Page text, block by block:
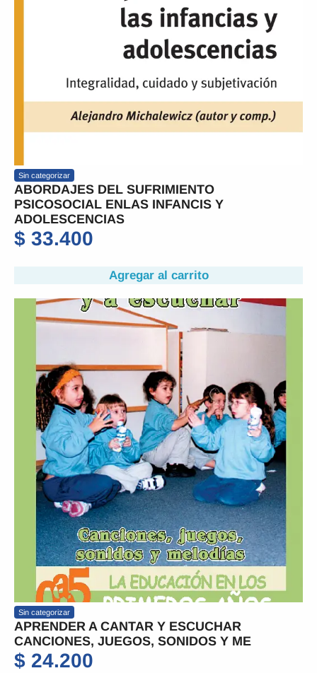
Sin categorizar
ABORDAJES DEL SUFRIMIENTO
PSICOSOCIAL ENLAS INFANCIS Y
ADOLESCENCIAS
$ 33.400
Agregar al carrito
Sin categorizar
APRENDER A CANTAR Y ESCUCHAR
CANCIONES, JUEGOS, SONIDOS Y ME
$ 24.200